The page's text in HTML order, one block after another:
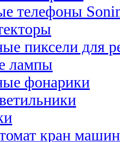
телефоны
пиксели для
лампы
фонарики
кран